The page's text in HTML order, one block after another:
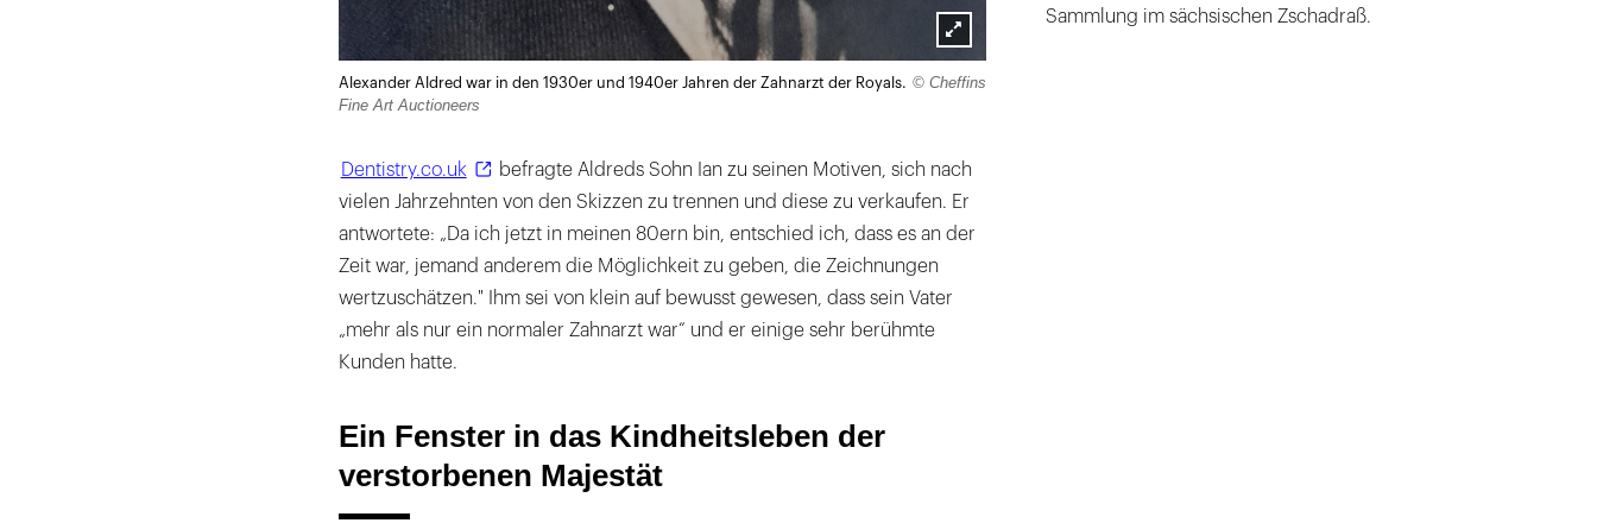
Lightbox
öffnen
Alexander Aldred war in den 1930er und 1940er Jahren der Zahnarzt der Royals. © Cheffins
Fine Art Auctioneers
Dentistry.co.uk
befragte Aldreds Sohn Ian zu seinen Motiven, sich nach
vielen Jahrzehnten von den Skizzen zu trennen und diese zu verkaufen. Er
antwortete: „Da ich jetzt in meinen 80ern bin, entschied ich, dass es an der
Zeit war, jemand anderem die Möglichkeit zu geben, die Zeichnungen
wertzuschätzen." Ihm sei von klein auf bewusst gewesen, dass sein Vater
„mehr als nur ein normaler Zahnarzt war“ und er einige sehr berühmte
Kunden hatte.
Ein Fenster in das Kindheitsleben der
verstorbenen Majestät
Sammlung im sächsischen Zschadraß.